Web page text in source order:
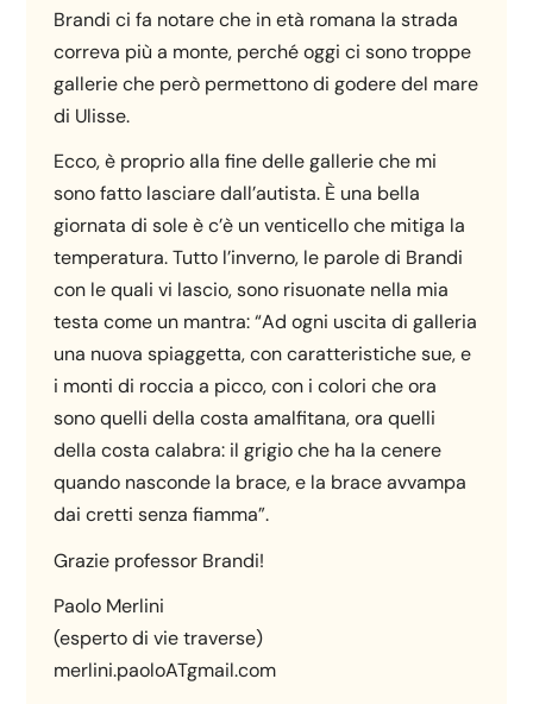
Brandi ci fa notare che in età romana la strada
correva più a monte, perché oggi ci sono troppe
gallerie che però permettono di godere del mare
di Ulisse.
Ecco, è proprio alla fine delle gallerie che mi
sono fatto lasciare dall’autista. È una bella
giornata di sole è c’è un venticello che mitiga la
temperatura. Tutto l’inverno, le parole di Brandi
con le quali vi lascio, sono risuonate nella mia
testa come un mantra: “Ad ogni uscita di galleria
una nuova spiaggetta, con caratteristiche sue, e
i monti di roccia a picco, con i colori che ora
sono quelli della costa amalfitana, ora quelli
della costa calabra: il grigio che ha la cenere
quando nasconde la brace, e la brace avvampa
dai cretti senza fiamma”.
Grazie professor Brandi!
Paolo Merlini
(esperto di vie traverse)
merlini.paoloATgmail.com